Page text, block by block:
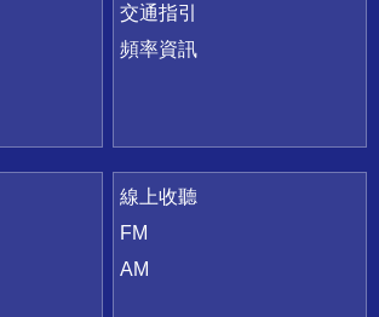
交通指引
頻率資訊
線上收聽
FM
AM